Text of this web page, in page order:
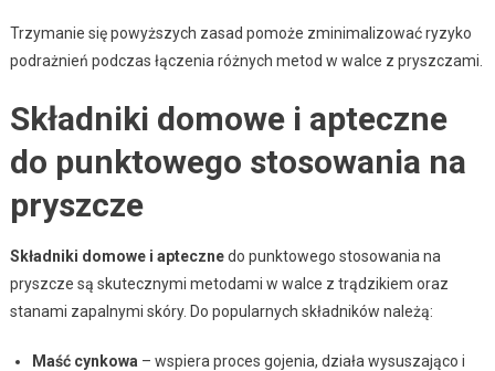
Trzymanie się powyższych zasad pomoże zminimalizować ryzyko
podrażnień podczas łączenia różnych metod w walce z pryszczami.
Składniki domowe i apteczne
do punktowego stosowania na
pryszcze
Składniki domowe i aptecznedo punktowego stosowania na
pryszcze są skutecznymi metodami w walce z trądzikiem oraz
stanami zapalnymi skóry. Do popularnych składników należą:
Maść cynkowa – wspiera proces gojenia, działa wysuszająco i